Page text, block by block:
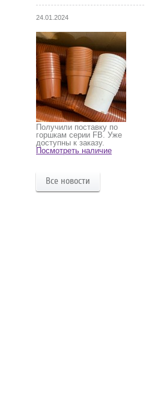
24.01.2024
Получили поставку по
горшкам серии FB. Уже
доступны к заказу.
Посмотреть наличие
Все новости